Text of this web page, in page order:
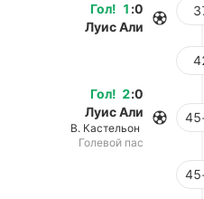
Гол! 1 :0
Луис Али
Гол! 2:0
Луис Али
В. Кастельон
Голевой пас